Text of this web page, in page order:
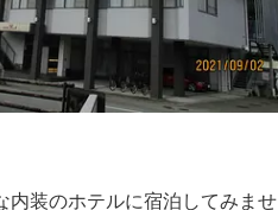
内装のホテルに宿泊してみませ